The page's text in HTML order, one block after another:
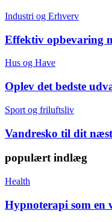
Industri og Erhverv
Effektiv opbevaring
Hus og Have
Oplev det bedste
Sport og friluftsliv
Vandresko til dit
populært indlæg
Health
Hypnoterapi som en